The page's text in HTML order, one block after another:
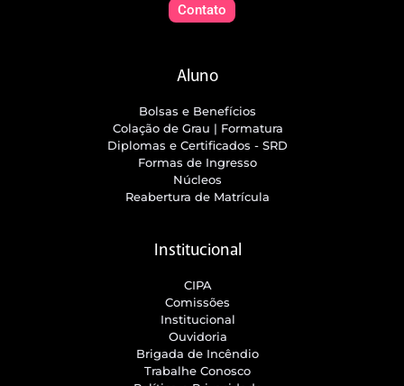
Contato
Aluno
Bolsas e Benefícios
Colação de Grau | Formatura
Diplomas e Certificados - SRD
Formas de Ingresso
Núcleos
Reabertura de Matrícula
Institucional
CIPA
Comissões
Institucional
Ouvidoria
Brigada de Incêndio
Trabalhe Conosco